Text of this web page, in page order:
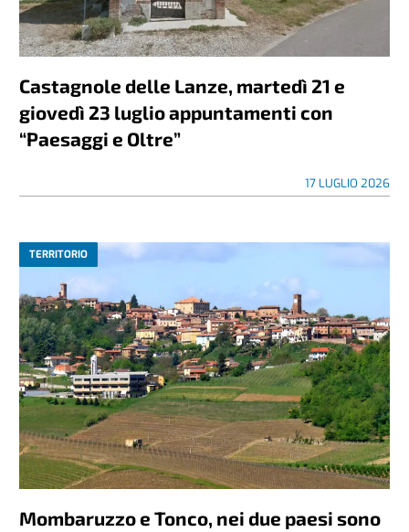
Castagnole delle Lanze, martedì 21 e
giovedì 23 luglio appuntamenti con
“Paesaggi e Oltre”
17 LUGLIO 2026
TERRITORIO
Mombaruzzo e Tonco, nei due paesi sono